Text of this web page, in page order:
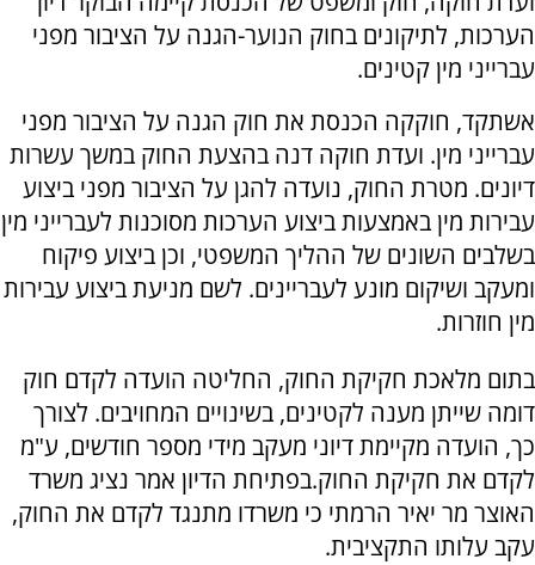
הערכות, לתיקונים בחוק הנוער-הגנה על הציבור מפני
עברייני מין קטינים.
אשתקד, חוקקה הכנסת את חוק הגנה על הציבור מפני
עברייני מין. ועדת חוקה דנה בהצעת החוק במשך עשרות
דיונים. מטרת החוק, נועדה להגן על הציבור מפני ביצוע
עבירות מין באמצעות ביצוע הערכות מסוכנות לעברייני מין
בשלבים השונים של ההליך המשפטי, וכן ביצוע פיקוח
ומעקב ושיקום מונע לעבריינים. לשם מניעת ביצוע עבירות
מין חוזרות.
בתום מלאכת חקיקת החוק, החליטה הועדה לקדם חוק
דומה שייתן מענה לקטינים, בשינויים המחויבים. לצורך
כך, הועדה מקיימת דיוני מעקב מידי מספר חודשים, ע"מ
לקדם את חקיקת החוק.בפתיחת הדיון אמר נציג משרד
האוצר מר יאיר הרמתי כי משרדו מתנגד לקדם את החוק,
עקב עלותו התקציבית.